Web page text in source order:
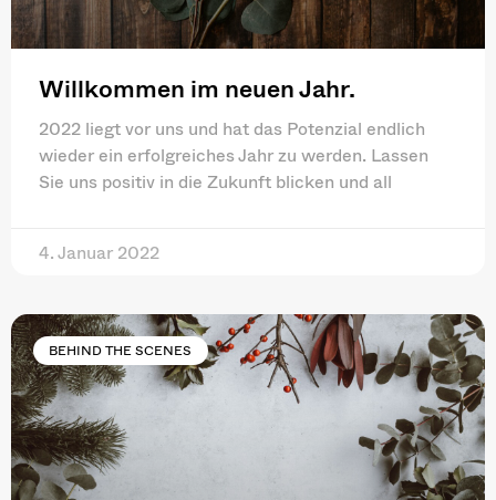
Willkommen im neuen Jahr.
2022 liegt vor uns und hat das Potenzial endlich
wieder ein erfolgreiches Jahr zu werden. Lassen
Sie uns positiv in die Zukunft blicken und all
4. Januar 2022
BEHIND THE SCENES